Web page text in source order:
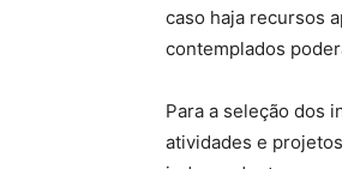
caso haja recursos
contemplados
Para a seleção dos
atividades e